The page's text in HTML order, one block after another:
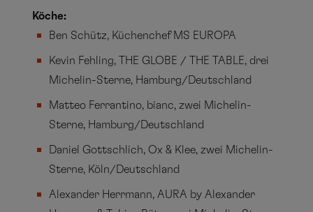
Köche:
Ben Schütz, Küchenchef MS EUROPA
Kevin Fehling, THE GLOBE / THE TABLE, drei
Michelin-Sterne, Hamburg/Deutschland
Matteo Ferrantino, bianc, zwei Michelin-
Sterne, Hamburg/Deutschland
Daniel Gottschlich, Ox & Klee, zwei Michelin-
Sterne, Köln/Deutschland
Alexander Herrmann, AURA by Alexander